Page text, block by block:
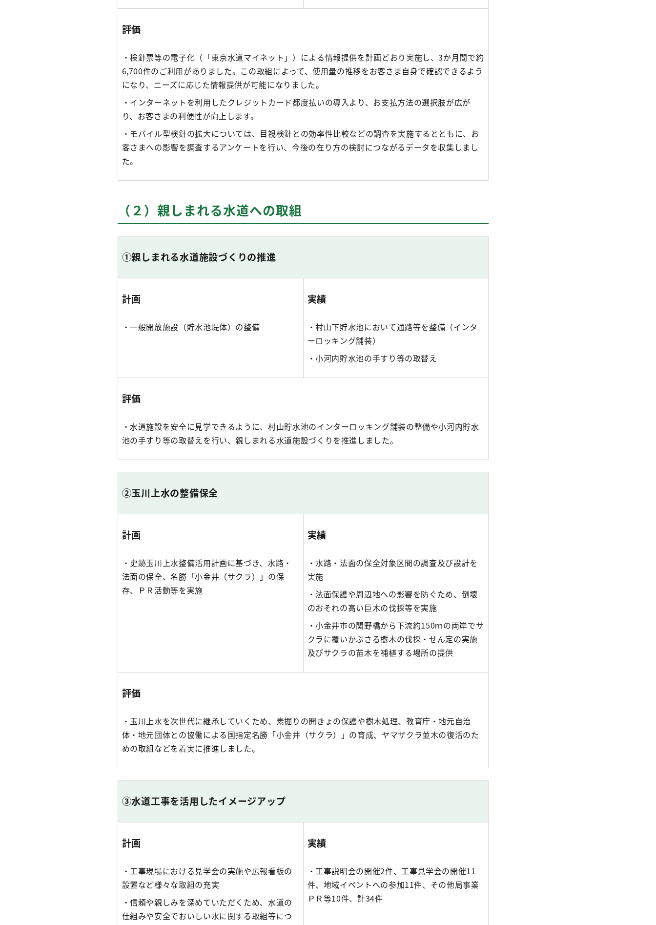
評価
・検針票等の電子化（「東京水道マイネット」）による情報提供を計画どおり実施し、3か月間で約
6,700件のご利用がありました。この取組によって、使用量の推移をお客さま自身で確認できるよう
になり、ニーズに応じた情報提供が可能になりました。
・インターネットを利用したクレジットカード都度払いの導入より、お支払方法の選択肢が広が
り、お客さまの利便性が向上します。
・モバイル型検針の拡大については、目視検針との効率性比較などの調査を実施するとともに、お
客さまへの影響を調査するアンケートを行い、今後の在り方の検討につながるデータを収集しまし
た。
（２）親しまれる水道への取組
①親しまれる水道施設づくりの推進
計画 実績
・一般開放施設（貯水池堤体）の整備
・村山下貯水池において通路等を整備（インタ
ーロッキング舗装）
・小河内貯水池の手すり等の取替え
評価
・水道施設を安全に見学できるように、村山貯水池のインターロッキング舗装の整備や小河内貯水
池の手すり等の取替えを行い、親しまれる水道施設づくりを推進しました。
②玉川上水の整備保全
計画 実績
・史跡玉川上水整備活用計画に基づき、水路・
法面の保全、名勝「小金井（サクラ）」の保
存、ＰＲ活動等を実施
・水路・法面の保全対象区間の調査及び設計を
実施
・法面保護や周辺地への影響を防ぐため、倒壊
のおそれの高い巨木の伐採等を実施
・小金井市の関野橋から下流約150ｍの両岸でサ
クラに覆いかぶさる樹木の伐採・せん定の実施
及びサクラの苗木を補植する場所の提供
評価
・玉川上水を次世代に継承していくため、素掘りの開きょの保護や樹木処理、教育庁・地元自治
体・地元団体との協働による国指定名勝「小金井（サクラ）」の育成、ヤマザクラ並木の復活のた
めの取組などを着実に推進しました。
③水道工事を活用したイメージアップ
計画 実績
・工事現場における見学会の実施や広報看板の
設置など様々な取組の充実
・信頼や親しみを深めていただくため、水道の
仕組みや安全でおいしい水に関する取組等につ
・工事説明会の開催2件、工事見学会の開催11
件、地域イベントへの参加11件、その他局事業
ＰＲ等10件、計34件